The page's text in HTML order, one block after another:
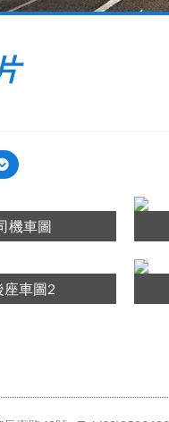
機車圖
座車圖2